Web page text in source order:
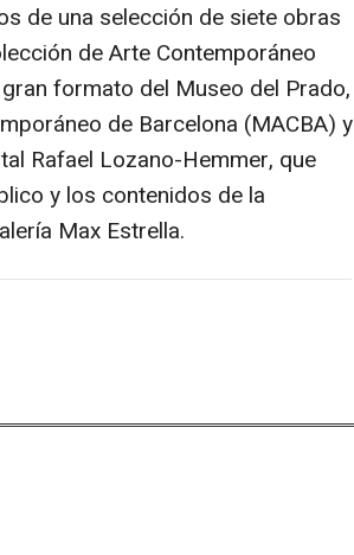
de una selección de siete obras
de Arte Contemporáneo
formato del Museo del Prado,
de Barcelona (MACBA) y
Rafael Lozano-Hemmer, que
y los contenidos de la
Max Estrella.